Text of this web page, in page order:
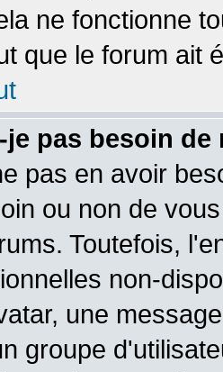
ne fonctionne
que le forum ait
pas besoin de
pas en avoir
ou non de
Toutefois,
non-
une
groupe